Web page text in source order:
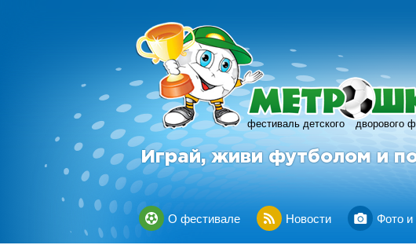
фестиваль детского дворового
Играй, живи футболом и
О фестивале Новости Фото и